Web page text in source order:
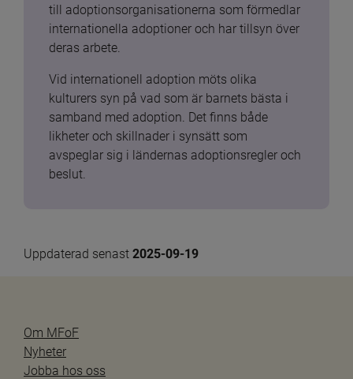
till adoptionsorganisationerna som förmedlar
internationella adoptioner och har tillsyn över
deras arbete.
Vid internationell adoption möts olika
kulturers syn på vad som är barnets bästa i
samband med adoption. Det finns både
likheter och skillnader i synsätt som
avspeglar sig i ländernas adoptionsregler och
beslut.
Uppdaterad senast 2025-09-19
Om MFoF
Nyheter
Jobba hos oss